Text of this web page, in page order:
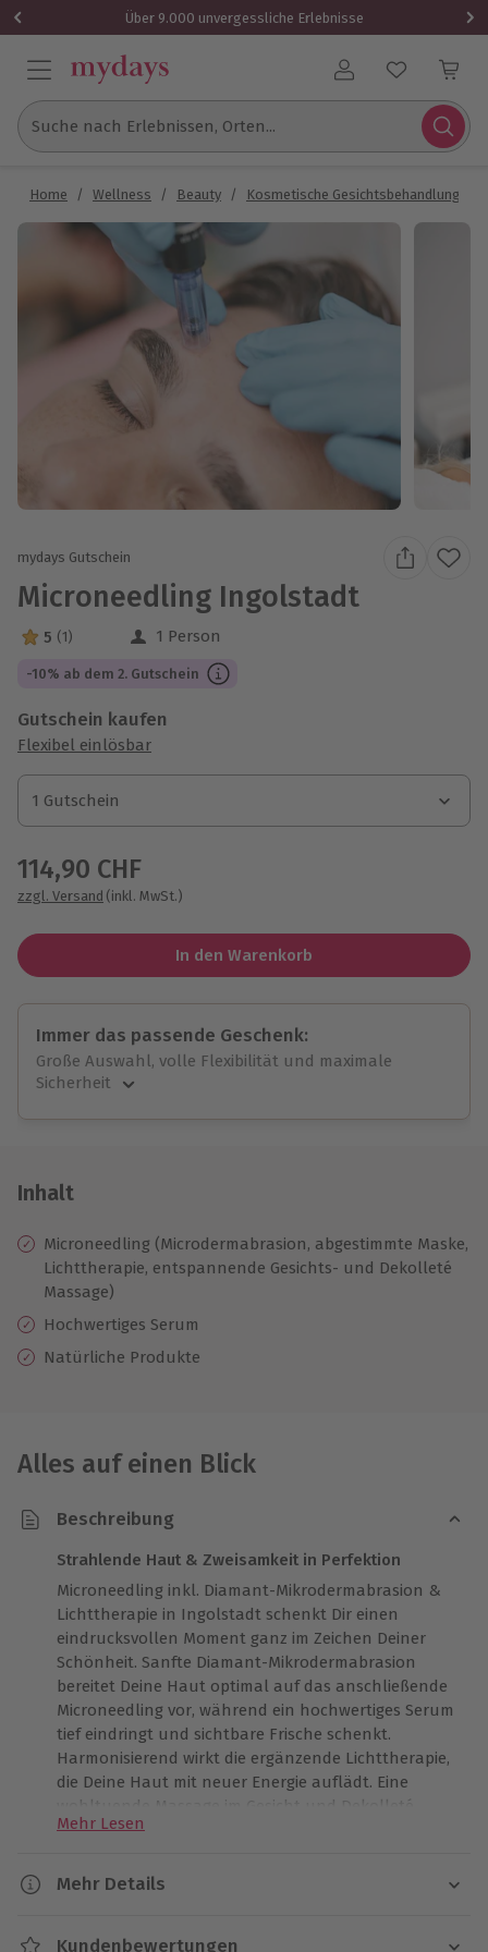
Über 9.000 unvergessliche Erlebnisse
Benutzerkonto
Suche nach Erlebnissen, Orten...
Home / Wellness / Beauty / Kosmetische Gesichtsbehandlung
mydays Gutschein
Microneedling Ingolstadt
5 Sterne von 5 aus 1 Bewertungen
5 (1) 1 Person
-10% ab dem 2. Gutschein
Gutschein kaufen
Flexibel einlösbar
1 Gutschein
1 Gutschein
1 Gutschein
114,90 CHF
zzgl. Versand (inkl. MwSt.)
In den Warenkorb
Immer das passende Geschenk:
Große Auswahl, volle Flexibilität und maximale
Sicherheit
Jeder Gutschein für alle Erlebnisse einlösbar.
10 Jahre gültig & verlängerbar.
Inhalt
Microneedling (Microdermabrasion, abgestimmte Maske,
Lichttherapie, entspannende Gesichts- und Dekolleté
Massage)
Hochwertiges Serum
Natürliche Produkte
Alles auf einen Blick
Beschreibung
Strahlende Haut & Zweisamkeit in Perfektion
Microneedling inkl. Diamant-Mikrodermabrasion &
Lichttherapie in Ingolstadt schenkt Dir einen
eindrucksvollen Moment ganz im Zeichen Deiner
Schönheit. Sanfte Diamant-Mikrodermabrasion
bereitet Deine Haut optimal auf das anschließende
Microneedling vor, während ein hochwertiges Serum
tief eindringt und sichtbare Frische schenkt.
Harmonisierend wirkt die ergänzende Lichttherapie,
die Deine Haut mit neuer Energie auflädt. Eine
wohltuende Massage im Gesicht und Dekolleté
rundet dieses Beauty-Styling perfekt ab – ein ideales
gemeinsam gepflegte Erinnerungen zu schenken.
Mehr Lesen
Mehr Details
Kundenbewertungen